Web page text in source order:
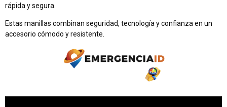
rápida y segura.
Estas manillas combinan seguridad, tecnología y confianza en un
accesorio cómodo y resistente.